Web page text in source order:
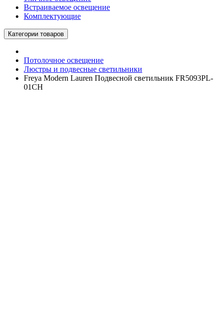
Встраиваемое освещение
Комплектующие
Категории товаров
Потолочное освещение
Люстры и подвесные светильники
Freya Modern Lauren Подвесной светильник FR5093PL-
01CH